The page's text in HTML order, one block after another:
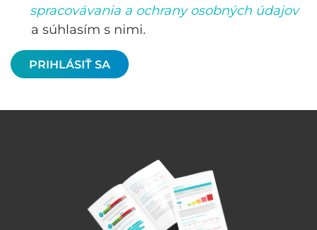
spracovávania a ochrany osobných údajov
a súhlasím s nimi.
PRIHLÁSIŤ SA